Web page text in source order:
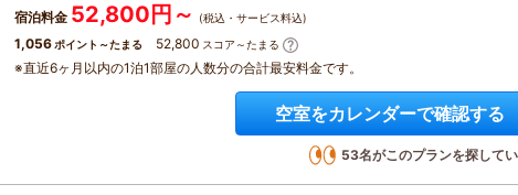
宿泊料金 52,800円～ (税込・サービス料込)
1,056 ポイント～たまる 52,800 スコア～たまる
※直近6ヶ月以内の1泊1部屋の人数分の合計最安料金です。
空室をカレンダーで確認する
53名がこのプランを探して